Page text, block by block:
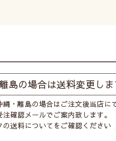
縄・離島の場合はご注文後当店に
確認メールでご案内致します。
送料についてをご確認ください